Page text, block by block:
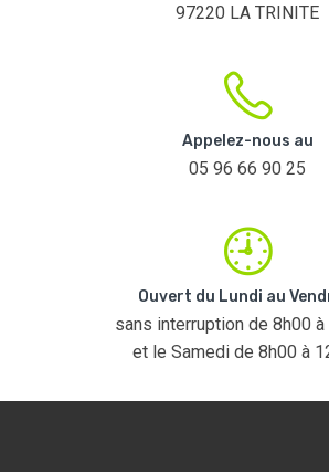
97220 LA TRINITE
Appelez-nous au
05 96 66 90 25
Ouvert du Lundi au
sans interruption de 8h00 à
et le Samedi de 8h00 à